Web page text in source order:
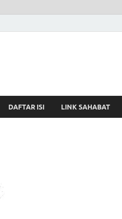
DAFTAR ISI LINK SAHABAT